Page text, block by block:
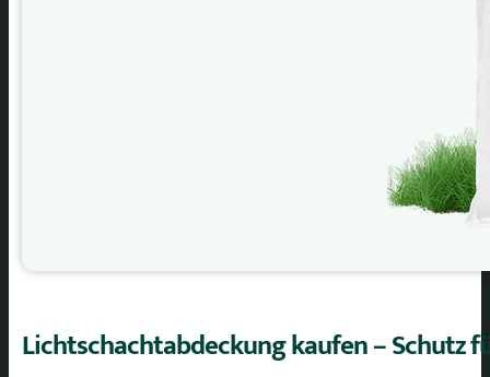
Lichtschachtabdeckung kaufen – Schutz